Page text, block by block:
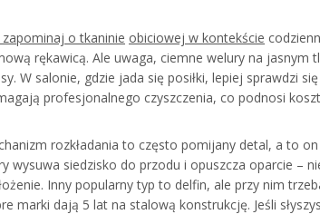
zapominaj o tkaninie obiciowej w kontekście
rękawicą. Ale uwaga, ciemne welury na jasnym
W salonie, gdzie jada się posiłki, lepiej sprawdzi
profesjonalnego czyszczenia, co podnosi
rozkładania to często pomijany detal, a to
wysuwa siedzisko do przodu i opuszcza oparcie –
Inny popularny typ to delfin, ale przy nim
marki dają 5 lat na stalową konstrukcję. Jeśli